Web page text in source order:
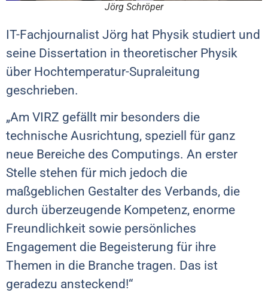
Jörg Schröper
IT-Fachjournalist Jörg hat Physik studiert und
seine Dissertation in theoretischer Physik
über Hochtemperatur-Supraleitung
geschrieben.
„Am VIRZ gefällt mir besonders die
technische Ausrichtung, speziell für ganz
neue Bereiche des Computings. An erster
Stelle stehen für mich jedoch die
maßgeblichen Gestalter des Verbands, die
durch überzeugende Kompetenz, enorme
Freundlichkeit sowie persönliches
Engagement die Begeisterung für ihre
Themen in die Branche tragen. Das ist
geradezu ansteckend!“